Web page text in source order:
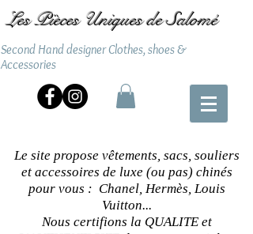
Les Pièces Uniques de Salomé
Second Hand designer Clothes, shoes &
Accessories
Le site propose vêtements, sacs, souliers
et accessoires de luxe (ou pas) chinés
pour vous : Chanel, Hermès, Louis
Vuitton...
Nous certifions la QUALITE et